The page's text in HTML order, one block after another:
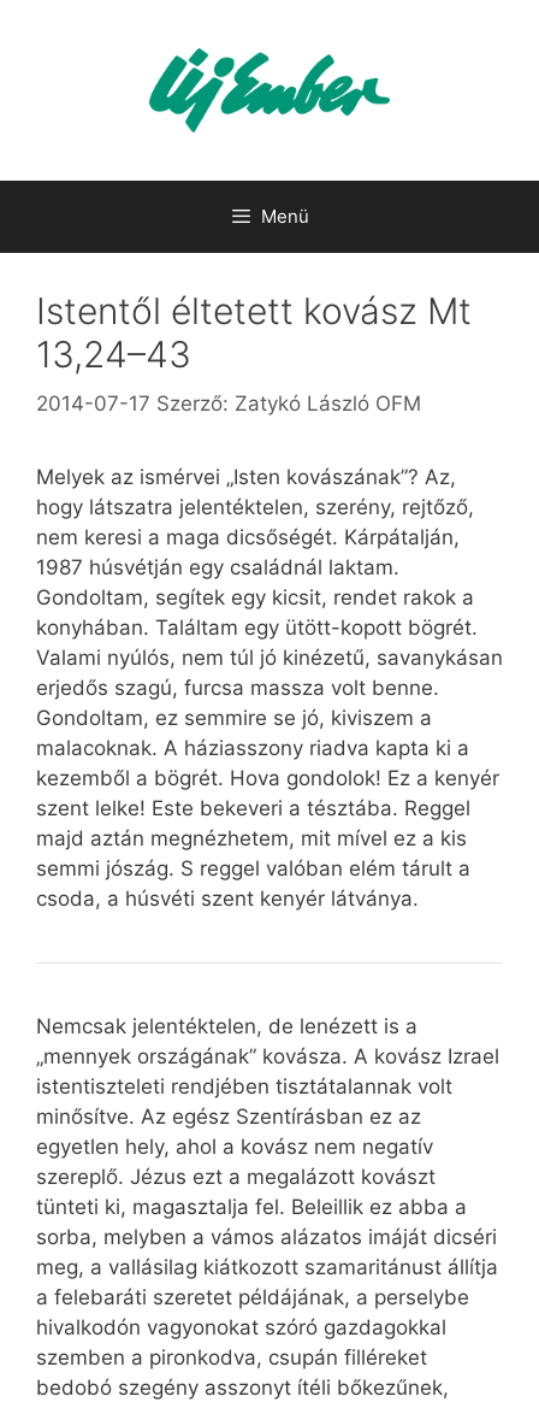
Menü
Istentől éltetett kovász Mt
13,24–43
2014-07-17 Szerző: Zatykó László OFM
Melyek az ismérvei „Isten kovászának”? Az,
hogy látszatra jelentéktelen, szerény, rejtőző,
nem keresi a maga dicsőségét. Kárpátalján,
1987 húsvétján egy családnál laktam.
Gondoltam, segítek egy kicsit, rendet rakok a
konyhában. Találtam egy ütött-kopott bögrét.
Valami nyúlós, nem túl jó kinézetű, savanykásan
erjedős szagú, furcsa massza volt benne.
Gondoltam, ez semmire se jó, kiviszem a
malacoknak. A háziasszony riadva kapta ki a
kezemből a bögrét. Hova gondolok! Ez a kenyér
szent lelke! Este bekeveri a tésztába. Reggel
majd aztán megnézhetem, mit mível ez a kis
semmi jószág. S reggel valóban elém tárult a
csoda, a húsvéti szent kenyér látványa.
Nemcsak jelentéktelen, de lenézett is a
„mennyek országának” kovásza. A kovász Izrael
istentiszteleti rendjében tisztátalannak volt
minősítve. Az egész Szentírásban ez az
egyetlen hely, ahol a kovász nem negatív
szereplő. Jézus ezt a megalázott kovászt
tünteti ki, magasztalja fel. Beleillik ez abba a
sorba, melyben a vámos alázatos imáját dicséri
meg, a vallásilag kiátkozott szamaritánust állítja
a felebaráti szeretet példájának, a perselybe
hivalkodón vagyonokat szóró gazdagokkal
szemben a pironkodva, csupán filléreket
bedobó szegény asszonyt ítéli bőkezűnek,